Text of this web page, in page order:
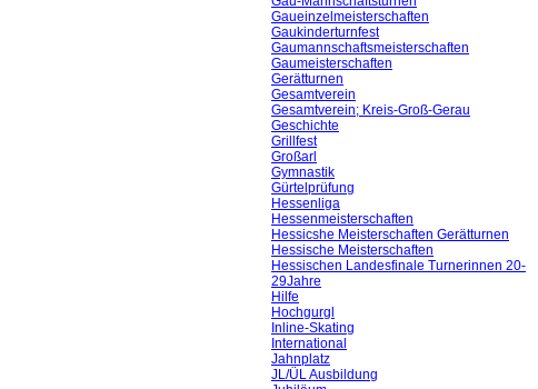
Gaueinzelmeisterschaften
Gaukinderturnfest
Gaumannschaftsmeisterschaften
Gaumeisterschaften
Gerätturnen
Gesamtverein
Gesamtverein; Kreis-Groß-Gerau
Geschichte
Grillfest
Großarl
Gymnastik
Gürtelprüfung
Hessenliga
Hessenmeisterschaften
Hessicshe Meisterschaften Gerätturnen
Hessische Meisterschaften
Hessischen Landesfinale Turnerinnen 20-
29Jahre
Hilfe
Hochgurgl
Inline-Skating
International
Jahnplatz
JL/ÜL Ausbildung